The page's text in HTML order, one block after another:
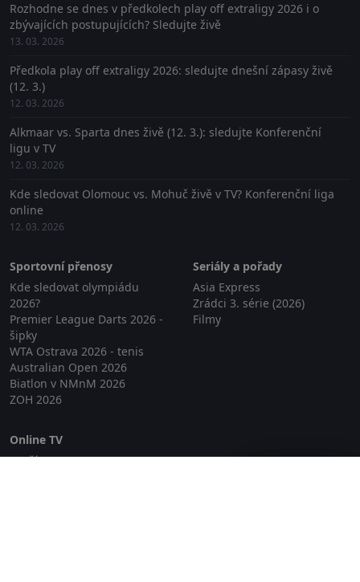
Rozhodne se dnes v předkolech play off extraligy 2026 i o
zbývajících postupujících? Sledujte živě
13. 03. 2026
Předkola play off extraligy 2026: sledujte dnešní zápasy živě
(12. 3.)
12. 03. 2026
Alkmaar vs. Sparta dnes živě (12. 3.): sledujte Konferenční
ligu v TV
12. 03. 2026
Kde sledovat Olomouc vs. Mohuč živě v TV? Konferenční liga
online
12. 03. 2026
Sportovní přenosy
Kde sledovat olympiádu
2026?
Premier League Darts 2026 -
šipky
WTA Ostrava 2026 - tenis
Australian Open 2026
Biatlon v NMnM 2026
ZOH 2026
Seriály a pořady
Asia Express
Zrádci 3. série (2026)
Filmy
Online TV
Lepší.TV